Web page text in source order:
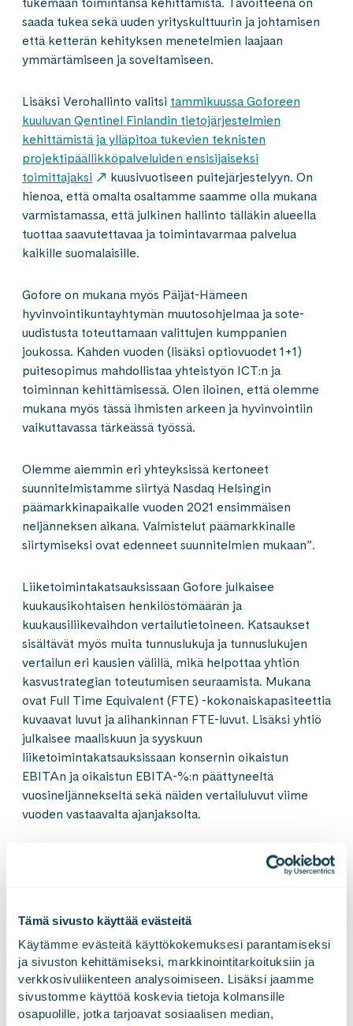
Tämä sivusto käyttää evästeitä
Käytämme evästeitä käyttökokemuksesi parantamiseksi
ja sivuston kehittämiseksi, markkinointitarkoituksiin ja
verkkosivuliikenteen analysoimiseen. Lisäksi jaamme
sivustomme käyttöä koskevia tietoja kolmansille
osapuolille, jotka tarjoavat sosiaalisen median,
saada tukea sekä uuden yrityskulttuurin ja johtamisen
että ketterän kehityksen menetelmien laajaan
ymmärtämiseen ja soveltamiseen.
Lisäksi Verohallinto valitsi tammikuussa Goforeen
kuuluvan Qentinel Finlandin tietojärjestelmien
kehittämistä ja ylläpitoa tukevien teknisten
projektipäällikköpalveluiden ensisijaiseksi
toimittajaksi
kuusivuotiseen puitejärjestelyyn. On
hienoa, että omalta osaltamme saamme olla mukana
varmistamassa, että julkinen hallinto tälläkin alueella
tuottaa saavutettavaa ja toimintavarmaa palvelua
kaikille suomalaisille.
Gofore on mukana myös Päijät-Hämeen
hyvinvointikuntayhtymän muutosohjelmaa ja sote-
uudistusta toteuttamaan valittujen kumppanien
joukossa. Kahden vuoden (lisäksi optiovuodet 1+1)
puitesopimus mahdollistaa yhteistyön ICT:n ja
toiminnan kehittämisessä. Olen iloinen, että olemme
mukana myös tässä ihmisten arkeen ja hyvinvointiin
vaikuttavassa tärkeässä työssä.
Olemme aiemmin eri yhteyksissä kertoneet
suunnitelmistamme siirtyä Nasdaq Helsingin
päämarkkinapaikalle vuoden 2021 ensimmäisen
neljänneksen aikana. Valmistelut päämarkkinalle
siirtymiseksi ovat edenneet suunnitelmien mukaan”.
Liiketoimintakatsauksissaan Gofore julkaisee
kuukausikohtaisen henkilöstömäärän ja
kuukausiliikevaihdon vertailutietoineen. Katsaukset
sisältävät myös muita tunnuslukuja ja tunnuslukujen
vertailun eri kausien välillä, mikä helpottaa yhtiön
kasvustrategian toteutumisen seuraamista. Mukana
ovat Full Time Equivalent (FTE) -kokonaiskapasiteettia
kuvaavat luvut ja alihankinnan FTE-luvut. Lisäksi yhtiö
julkaisee maaliskuun ja syyskuun
liiketoimintakatsauksissaan konsernin oikaistun
EBITAn ja oikaistun EBITA-%:n päättyneeltä
vuosineljännekseltä sekä näiden vertailuluvut viime
vuoden vastaavalta ajanjaksolta.
(2021)
euroa
2020) 1
määrä 2
Suomessa
määrä 2020)
Helmikuu 8,1 (5,9) 736 20 (20) 689
111
Tammikuu
7,5 (6,1) 19 (21) 679 109
1Liikevaihto, miljoonaa euroa (liikevaihto vuonna